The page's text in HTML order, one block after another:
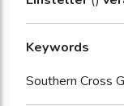
Keywords
Southern Cross